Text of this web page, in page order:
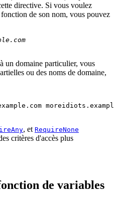
directive. Si vous voulez
de son nom, vous pouvez
un domaine particulier, vous
ou des noms de domaine,
, et RequireNone
critères d'accès plus
de variables